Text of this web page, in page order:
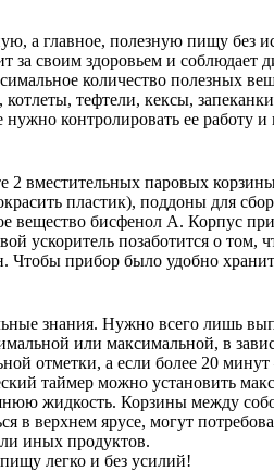
а главное, полезную пищу без
своим здоровьем и
количество полезных
тефтели, кексы,
контролировать ее работу
вместительных паровых
пластик), поддоны для
бисфенол А. Корпус
ускоритель позаботится о
Чтобы прибор было удобно
знания. Нужно всего лишь
или максимальной, в
отметки, а если более 20
таймер можно установить
жидкость. Корзины между
верхнем ярусе, могут
иных продуктов.
легко и без усилий!